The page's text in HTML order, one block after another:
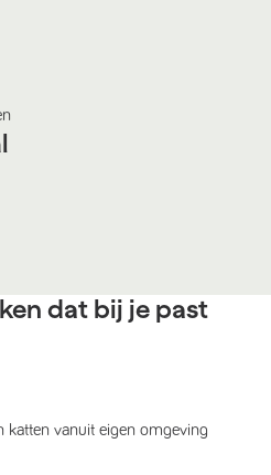
dat bij je past
katten vanuit eigen omgeving